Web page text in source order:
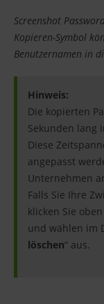
Screenshot
Kopieren-Symbol
Benutzernamen in
Hinweis:
Die kopierten
Sekunden lang
Diese
angepasst
Unternehmen
Falls Sie Ihre
klicken Sie
und wählen im
löschen“ aus.